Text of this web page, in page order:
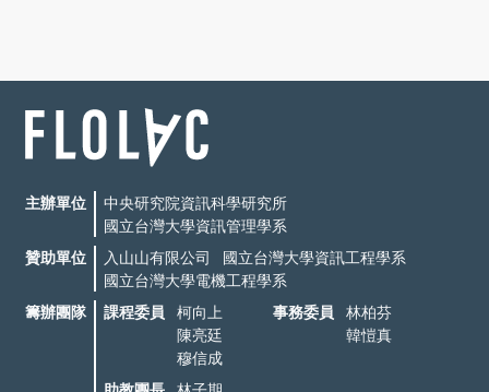
主辦單位
中央研究院資訊科學研究所
國立台灣大學資訊管理學系
贊助單位
入山山有限公司
國立台灣大學資訊工程學系
國立台灣大學電機工程學系
籌辦團隊
課程委員
柯向上
陳亮廷
穆信成
事務委員
林柏芬
韓愷真